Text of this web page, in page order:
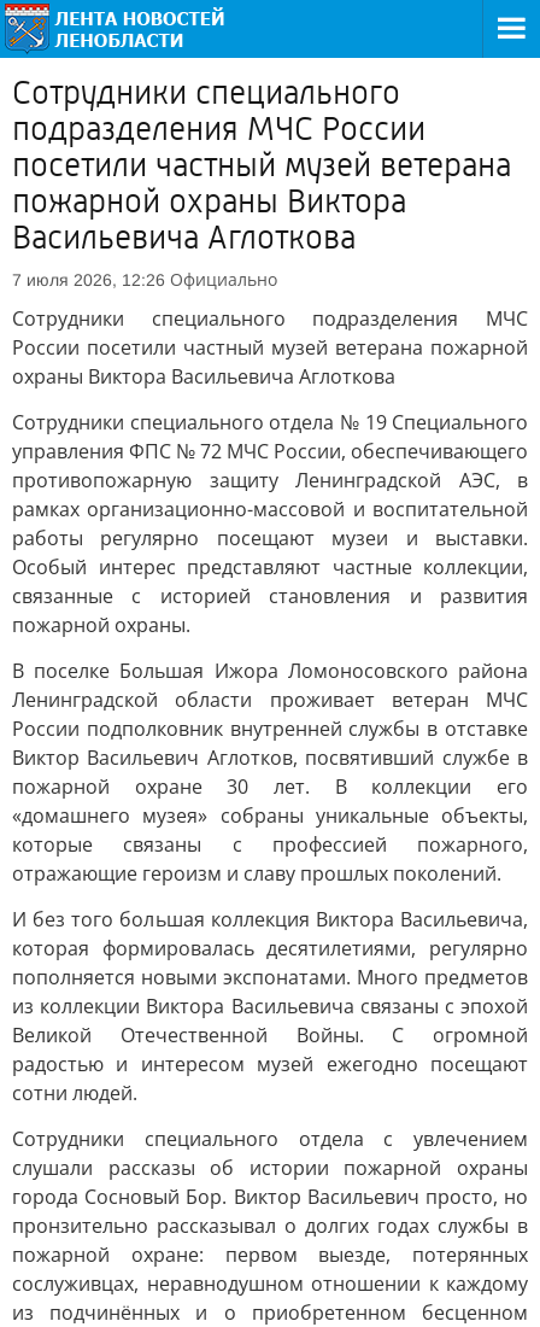
Сотрудники специального
подразделения МЧС России
посетили частный музей ветерана
пожарной охраны Виктора
Васильевича Аглоткова
7 июля 2026, 12:26 Официально
Сотрудники специального подразделения МЧС
России посетили частный музей ветерана пожарной
охраны Виктора Васильевича Аглоткова
Сотрудники специального отдела № 19 Специального
управления ФПС № 72 МЧС России, обеспечивающего
противопожарную защиту Ленинградской АЭС, в
рамках организационно-массовой и воспитательной
работы регулярно посещают музеи и выставки.
Особый интерес представляют частные коллекции,
связанные с историей становления и развития
пожарной охраны.
В поселке Большая Ижора Ломоносовского района
Ленинградской области проживает ветеран МЧС
России подполковник внутренней службы в отставке
Виктор Васильевич Аглотков, посвятивший службе в
пожарной охране 30 лет. В коллекции его
«домашнего музея» собраны уникальные объекты,
которые связаны с профессией пожарного,
отражающие героизм и славу прошлых поколений.
И без того большая коллекция Виктора Васильевича,
которая формировалась десятилетиями, регулярно
пополняется новыми экспонатами. Много предметов
из коллекции Виктора Васильевича связаны с эпохой
Великой Отечественной Войны. С огромной
радостью и интересом музей ежегодно посещают
сотни людей.
Сотрудники специального отдела с увлечением
слушали рассказы об истории пожарной охраны
города Сосновый Бор. Виктор Васильевич просто, но
пронзительно рассказывал о долгих годах службы в
пожарной охране: первом выезде, потерянных
сослуживцах, неравнодушном отношении к каждому
из подчинённых и о приобретенном бесценном